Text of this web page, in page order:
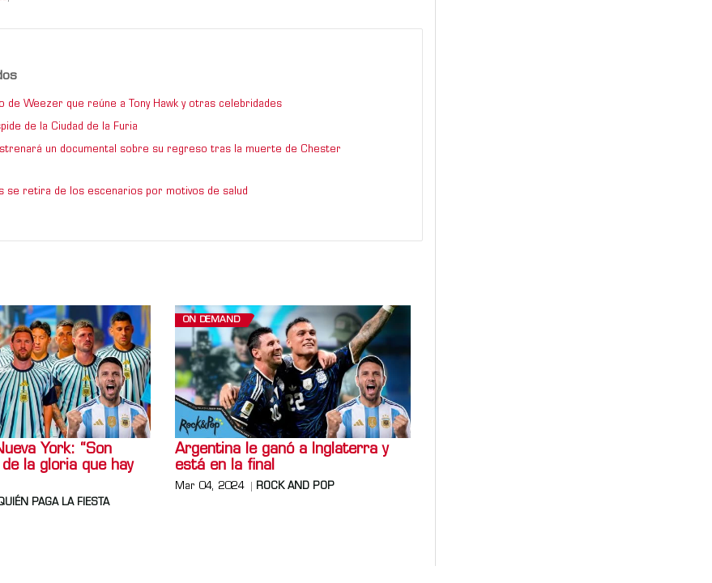
de Weezer que reúne a Tony Hawk y otras celebridades
de la Ciudad de la Furia
un documental sobre su regreso tras la muerte de Chester
se retira de los escenarios por motivos de salud
York: “Son
la gloria que hay
PAGA LA FIESTA
ON DEMAND
Argentina le ganó a Inglaterra y
está en la final
Mar 04, 2024 ROCK AND POP